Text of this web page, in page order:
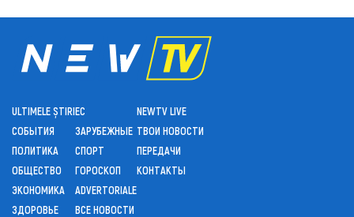
ULTIMELE ȘTIRI
СОБЫТИЯ
ПОЛИТИКА
ОБЩЕСТВО
ЭКОНОМИКА
ЗДОРОВЬЕ
ЕС
ЗАРУБЕЖНЫЕ
СПОРТ
ГОРОСКОП
ADVERTORIALE
ВСЕ НОВОСТИ
NEWTV LIVE
ТВОИ НОВОСТИ
ПЕРЕДАЧИ
КОНТАКТЫ